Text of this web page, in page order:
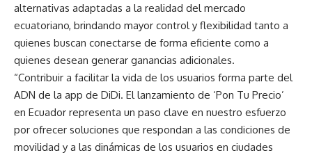
alternativas adaptadas a la realidad del mercado
ecuatoriano, brindando mayor control y flexibilidad tanto a
quienes buscan conectarse de forma eficiente como a
quienes desean generar ganancias adicionales.
“Contribuir a facilitar la vida de los usuarios forma parte del
ADN de la app de DiDi. El lanzamiento de ‘Pon Tu Precio’
en Ecuador representa un paso clave en nuestro esfuerzo
por ofrecer soluciones que respondan a las condiciones de
movilidad y a las dinámicas de los usuarios en ciudades